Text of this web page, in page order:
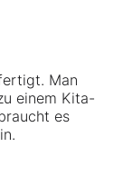
Man
einem Kita-
es